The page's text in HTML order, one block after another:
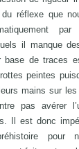
réflexe que
il manque
base de traces
peintes
mains sur
pas avérer
Il est donc
pour